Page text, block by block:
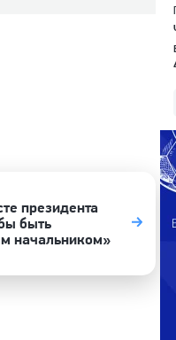
президента
быть
начальником»